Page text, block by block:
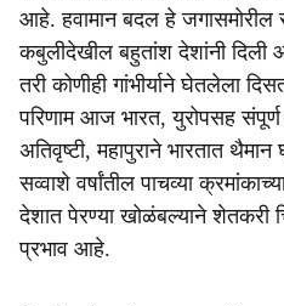
r
e
आहे. हवामान बदल हे जगासमोरील
कबुलीदेखील बहुतांश देशांनी दिली
तरी कोणीही गांभीर्याने घेतलेला
परिणाम आज भारत, युरोपसह
अतिवृष्टी, महापुराने भारतात
सव्वाशे वर्षांतील पाचव्या
देशात पेरण्या खोळंबल्याने शेतकरी
प्रभाव आहे.